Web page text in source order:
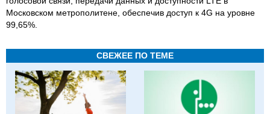
Московском метрополитене, обеспечив доступ к 4G на уровне
99,65%.
СВЕЖЕЕ ПО ТЕМЕ